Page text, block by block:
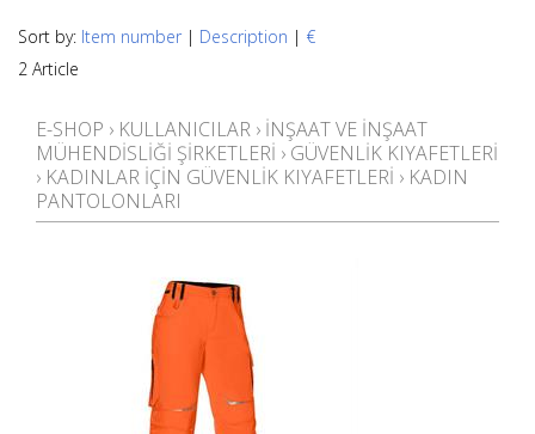
Sort by: Item number | Description | €
2 Article
E-SHOP › KULLANICILAR › İNŞAAT VE INŞAAT
MÜHENDISLIĞI ŞIRKETLERI › GÜVENLIK KIYAFETLERI
› KADINLAR IÇIN GÜVENLIK KIYAFETLERI › KADIN
PANTOLONLARI